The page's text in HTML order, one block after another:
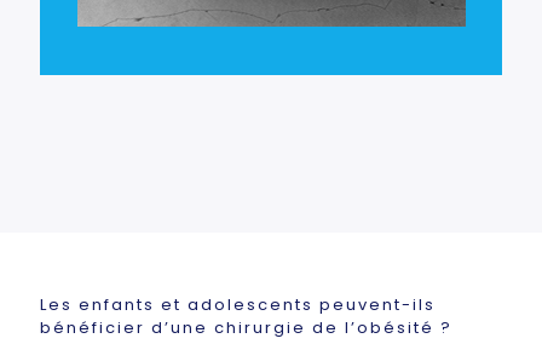
Les enfants et adolescents peuvent-ils
bénéficier d’une chirurgie de l’obésité ?